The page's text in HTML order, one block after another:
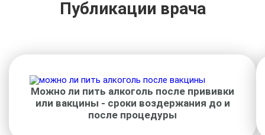
Публикации врача
Можно ли пить алкоголь после прививки
или вакцины - сроки воздержания до и
после процедуры